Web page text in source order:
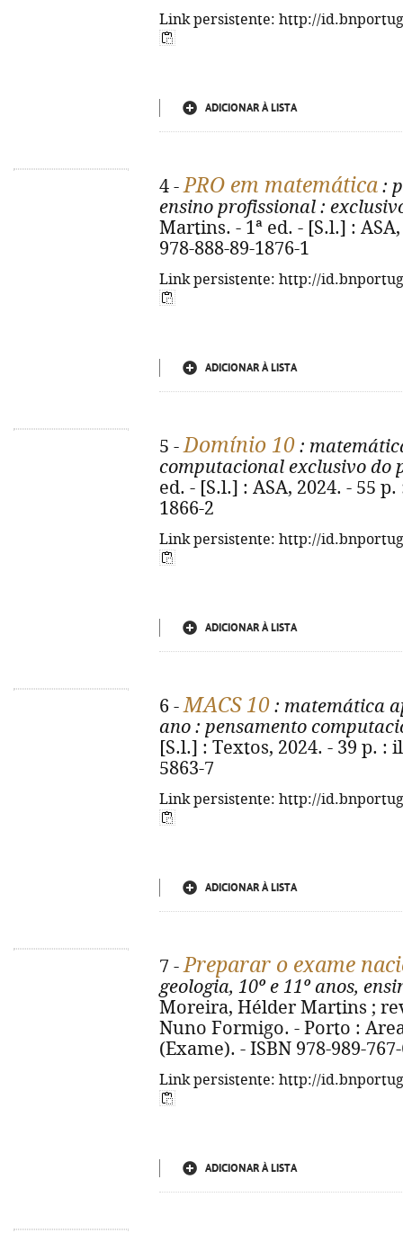
Link persistente: http://
ADICIONAR À LISTA
4 -PRO em matemática :
ensino profissional :
Martins. - 1ª ed. - [S.l.] :
978-888-89-1876-1
Link persistente: http://
ADICIONAR À LISTA
5 -Domínio 10 :
computacional exclusivo do
ed. - [S.l.] : ASA, 2024. - 55
1866-2
Link persistente: http://
ADICIONAR À LISTA
6 -MACS 10 : matemática
ano : pensamento
[S.l.] : Textos, 2024. - 39 p. :
5863-7
Link persistente: http://
ADICIONAR À LISTA
7 -Preparar o exame
geologia, 10º e 11º anos,
Moreira, Hélder Martins ;
Nuno Formigo. - Porto :
(Exame). - ISBN 978-989-
Link persistente: http://
ADICIONAR À LISTA